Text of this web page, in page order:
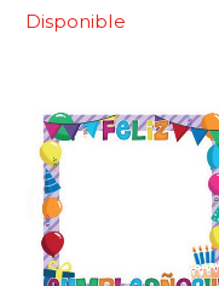
Disponible